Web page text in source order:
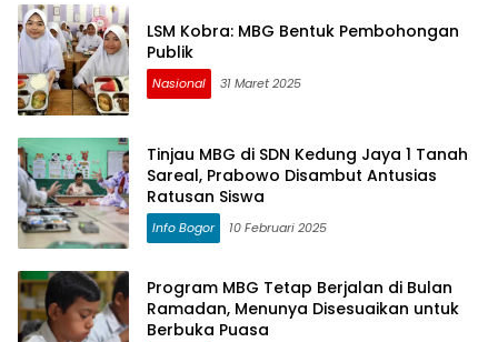
LSM Kobra: MBG Bentuk Pembohongan
Publik
Nasional 31 Maret 2025
Tinjau MBG di SDN Kedung Jaya 1 Tanah
Sareal, Prabowo Disambut Antusias
Ratusan Siswa
Info Bogor 10 Februari 2025
Program MBG Tetap Berjalan di Bulan
Ramadan, Menunya Disesuaikan untuk
Berbuka Puasa